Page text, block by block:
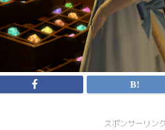
スポンサーリンク